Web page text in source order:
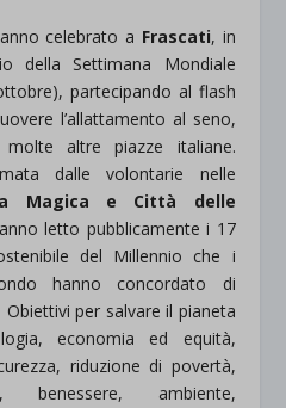
celebrato a Frascati, in
della Settimana Mondiale
partecipando al flash
l’allattamento al seno,
altre piazze italiane.
dalle volontarie nelle
Magica e Città delle
letto pubblicamente i 17
del Millennio che i
hanno concordato di
per salvare il pianeta
economia ed equità,
riduzione di povertà,
benessere, ambiente,